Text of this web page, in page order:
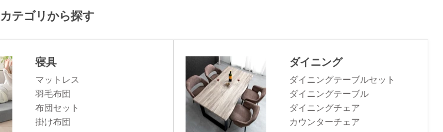
カテゴリから探す
寝具
マットレス
羽毛布団
布団セット
掛け布団
ダイニング
ダイニングテーブルセット
ダイニングテーブル
ダイニングチェア
カウンターチェア